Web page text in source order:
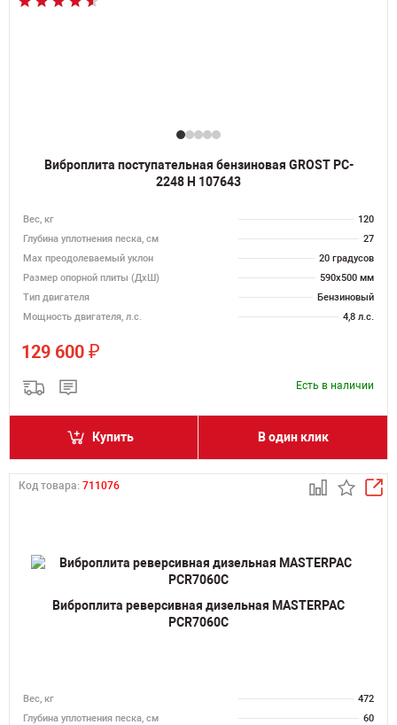
Виброплита поступательная бензиновая GROST PC-
2248 H 107643
Вес, кг
120
Глубина уплотнения песка, см
27
Max преодолеваемый уклон
20 градусов
Размер опорной плиты (ДхШ)
590х500 мм
Тип двигателя
Бензиновый
Мощность двигателя, л.с.
4,8 л.с.
129 600 ₽
Есть в наличии
Купить В один клик
Код товара: 711076
Виброплита реверсивная дизельная MASTERPAC
PCR7060C
Вес, кг
472
Глубина уплотнения песка, см
60